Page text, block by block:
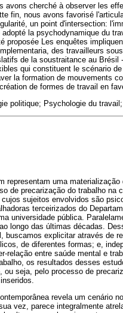
avons cherché à observer les
fin, nous avons favorisé
un point d'intersection:
la psychodynamique du
proposée Les enquêtes
des travailleurs
de la soustraitance au
qui constituent le scénario
la formation de mouvements
de formes de travail en
politique; Psychologie du
representam uma
de precarização do trabalho na
sujeitos envolvidos são
terceirizados do
universidade pública.
longo das últimas décadas.
buscamos explicitar através de
de diferentes formas; e,
relação entre saúde mental e
os resultados desses
ou seja, pelo processo de
revela um cenário
vez, parece integralmente